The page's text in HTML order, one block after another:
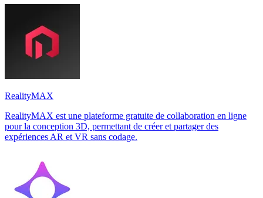
RealityMAX
RealityMAX est une plateforme gratuite de collaboration en ligne
pour la conception 3D, permettant de créer et partager des
expériences AR et VR sans codage.